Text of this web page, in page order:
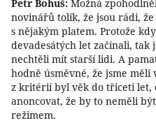
Petr Bohuš: Možná
novinářů tolik, že jsou rádi,
s nějakým platem. Protože
devadesátých let začínali, tak
nechtěli mít starší lidi. A
hodně úsměvné, že jsme
z kritérií byl věk do třiceti let,
anoncovat, že by to neměli
režimem.